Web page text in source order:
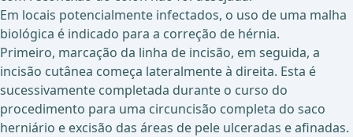
Em locais potencialmente infectados, o uso de uma malha
biológica é indicado para a correção de hérnia.
Primeiro, marcação da linha de incisão, em seguida, a
incisão cutânea começa lateralmente à direita. Esta é
sucessivamente completada durante o curso do
procedimento para uma circuncisão completa do saco
herniário e excisão das áreas de pele ulceradas e afinadas.